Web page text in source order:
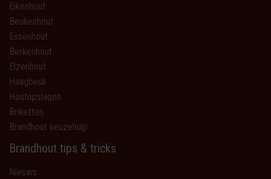
Eikenhout
Beukenhout
Essenhout
Berkenhout
Elzenhout
Haagbeuk
Houtopslagen
Briketten
Brandhout keuzehulp
Brandhout tips & tricks
Nieuws